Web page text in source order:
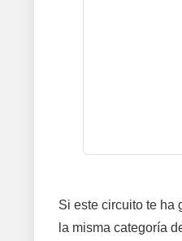
Si este circuito te ha
la misma categoría